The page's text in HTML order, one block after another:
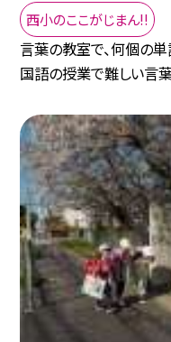
西小のここがじまん!!
言葉の教室で、何個の
国語の授業で難しい言